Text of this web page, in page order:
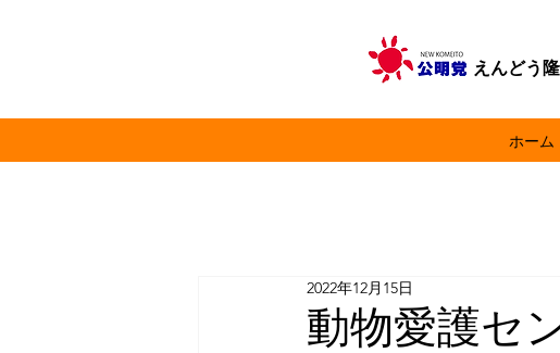
えんどう
ホーム
動物愛護セ
2022年12月15日